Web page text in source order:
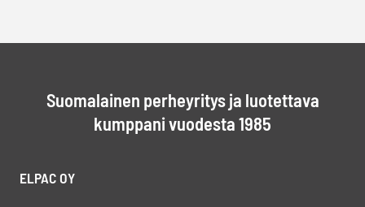
Suomalainen perheyritys ja luotettava
kumppani vuodesta 1985
ELPAC OY